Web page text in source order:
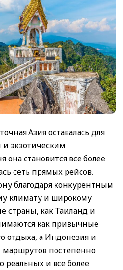
Азия оставалась для
и экзотическим
она становится все более
сеть прямых рейсов,
благодаря конкурентным
климату и широкому
страны, как Таиланд и
как привычные
отдыха, а Индонезия и
постепенно
реальных и все более